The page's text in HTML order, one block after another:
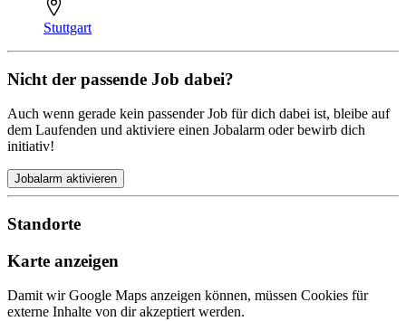
Stuttgart
Nicht der passende Job dabei?
Auch wenn gerade kein passender Job für dich dabei ist, bleibe auf
dem Laufenden und aktiviere einen Jobalarm oder bewirb dich
initiativ!
Jobalarm aktivieren
Standorte
Karte anzeigen
Damit wir Google Maps anzeigen können, müssen Cookies für
externe Inhalte von dir akzeptiert werden.